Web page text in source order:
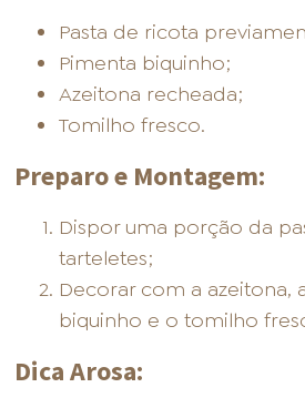
Pasta de ricota
Pimenta biquinho;
Azeitona recheada;
Tomilho fresco.
Preparo e Montagem:
Dispor uma porção da
tarteletes;
Decorar com a azeitona,
biquinho e o tomilho
Dica Arosa: